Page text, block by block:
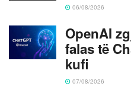
06/08/2026
OpenAI
falas të
kufi
07/08/2026